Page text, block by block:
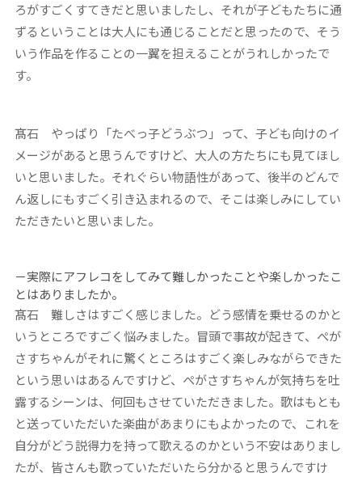
ろがすごくすてきだと思いましたし、それが子どもたちに通
ずるということは大人にも通じることだと思ったので、そう
いう作品を作ることの一翼を担えることがうれしかったで
す。
髙石 やっぱり「たべっ子どうぶつ」って、子ども向けのイ
メージがあると思うんですけど、大人の方たちにも見てほし
いと思いました。それぐらい物語性があって、後半のどんで
ん返しにもすごく引き込まれるので、そこは楽しみにしてい
ただきたいと思いました。
－実際にアフレコをしてみて難しかったことや楽しかったこ
とはありましたか。
髙石 難しさはすごく感じました。どう感情を乗せるのかと
いうところですごく悩みました。冒頭で事故が起きて、ぺが
さすちゃんがそれに驚くところはすごく楽しみながらできた
という思いはあるんですけど、ぺがさすちゃんが気持ちを吐
露するシーンは、何回もさせていただきました。歌はもとも
と送っていただいた楽曲があまりにもよかったので、これを
自分がどう説得力を持って歌えるのかという不安はありまし
たが、皆さんも歌っていただいたら分かると思うんですけ